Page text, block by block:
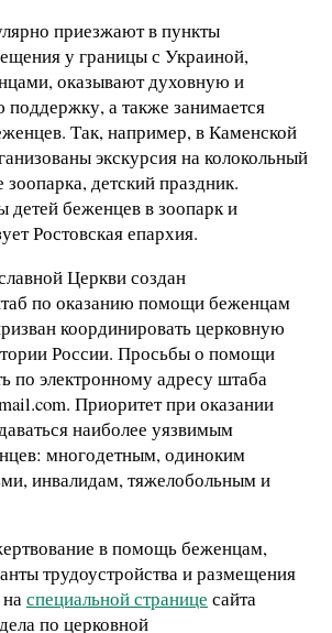
приезжают в пункты
у границы с Украиной,
оказывают духовную и
поддержку, а также занимается
Так, например, в Каменской
экскурсия на колокольный
детский праздник.
беженцев в зоопарк и
Ростовская епархия.
Церкви создан
по оказанию помощи беженцам
координировать церковную
России. Просьбы о помощи
по электронному адресу штаба
Приоритет при оказании
наиболее уязвимым
многодетным, одиноким
инвалидам, тяжелобольным и
в помощь беженцам,
трудоустройства и размещения
специальной странице сайта
по церковной